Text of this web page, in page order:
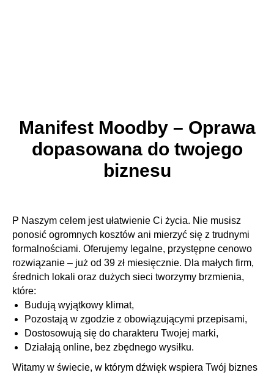
Manifest Moodby – Oprawa
dopasowana do twojego
biznesu
P Naszym celem jest ułatwienie Ci życia. Nie musisz
ponosić ogromnych kosztów ani mierzyć się z trudnymi
formalnościami. Oferujemy legalne, przystępne cenowo
rozwiązanie – już od 39 zł miesięcznie. Dla małych firm,
średnich lokali oraz dużych sieci tworzymy brzmienia,
które:
Budują wyjątkowy klimat,
Pozostają w zgodzie z obowiązującymi przepisami,
Dostosowują się do charakteru Twojej marki,
Działają online, bez zbędnego wysiłku.
Witamy w świecie, w którym dźwięk wspiera Twój biznes